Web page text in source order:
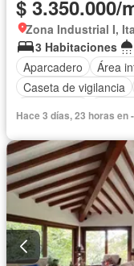
$ 3.350.000/
Zona Industrial I,
3 Habitaciones
Aparcadero
Área
Caseta de vigilancia
Hace 3 días, 23 horas en